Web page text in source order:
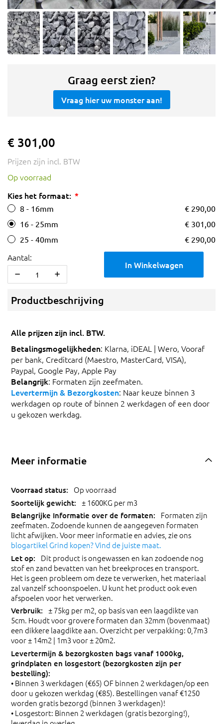
Graag eerst zien?
Vraag hier uw monster aan!
€ 301,00
Prijzen zijn incl. BTW
Op voorraad
Kies het formaat:
8 - 16mm
€ 290,00
16 - 25mm
€ 301,00
25 - 40mm
€ 290,00
Aantal:
In Winkelwagen
Productbeschrijving
Alle prijzen zijn incl. BTW.
Betalingsmogelijkheden: Klarna, iDEAL | Wero, Vooraf
per bank, Creditcard (Maestro, MasterCard, VISA),
Paypal, Google Pay, Apple Pay
Belangrijk: Formaten zijn zeefmaten.
Levertermijn & Bezorgkosten: Naar keuze binnen 3
werkdagen op route of binnen 2 werkdagen of een door
u gekozen werkdag.
Meer informatie
Op voorraad
± 1600KG per m3
Formaten zijn
zeefmaten. Zodoende kunnen de aangegeven formaten
licht afwijken. Voor meer informatie en advies, zie ons
blogartikel Grind kopen? Vind de juiste maat.
Dit product is ongewassen en kan zodoende nog
stof en zand bevatten van het breekproces en transport.
Het is geen probleem om deze te verwerken, het materiaal
zal vanzelf schoonspoelen. U kunt het product ook even
afspoelen voor het verwerken.
± 75kg per m2, op basis van een laagdikte van
5cm. Houdt voor grovere formaten dan 32mm (bovenmaat)
een dikkere laagdikte aan. Overzicht per verpakking: 0,7m3
voor ± 14m2 | 1m3 voor ± 20m2.
• Binnen 3 werkdagen (€65) OF binnen 2 werkdagen/op een
door u gekozen werkdag (€85). Bestellingen vanaf €1250
worden gratis bezorgd (binnen 3 werkdagen)!
• Losgestort: Binnen 2 werkdagen (gratis bezorging!),